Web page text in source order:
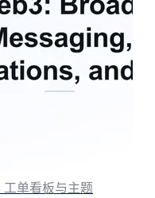
工单看板与主题